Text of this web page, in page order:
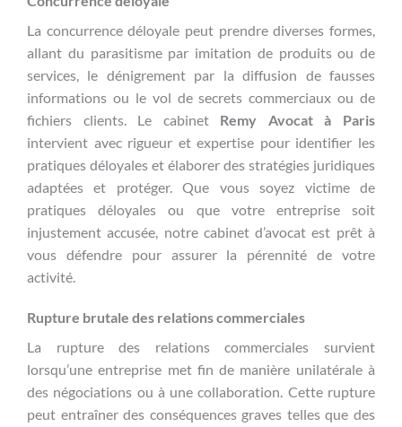
La concurrence déloyale peut prendre diverses formes,
allant du parasitisme par imitation de produits ou de
services, le dénigrement par la diffusion de fausses
informations ou le vol de secrets commerciaux ou de
fichiers clients. Le cabinetRemy Avocat à Paris
intervient avec rigueur et expertise pour identifier les
pratiques déloyales et élaborer des stratégies juridiques
adaptées et protéger. Que vous soyez victime de
pratiques déloyales ou que votre entreprise soit
injustement accusée, notre cabinet d’avocat est prêt à
vous défendre pour assurer la pérennité de votre
activité.
Rupture brutale des relations commerciales
La rupture des relations commerciales survient
lorsqu’une entreprise met fin de manière unilatérale à
des négociations ou à une collaboration. Cette rupture
peut entraîner des conséquences graves telles que des